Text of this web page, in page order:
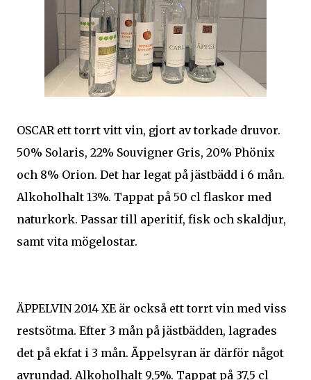
OSCAR ett torrt vitt vin, gjort av torkade druvor.
50% Solaris, 22% Souvigner Gris, 20% Phönix
och 8% Orion. Det har legat på jästbädd i 6 mån.
Alkoholhalt 13%. Tappat på 50 cl flaskor med
naturkork. Passar till aperitif, fisk och skaldjur,
samt vita mögelostar.
ÄPPELVIN 2014 XE är också ett torrt vin med viss
restsötma. Efter 3 mån på jästbädden, lagrades
det på ekfat i 3 mån. Äppelsyran är därför något
avrundad. Alkoholhalt 9,5%. Tappat på 37,5 cl